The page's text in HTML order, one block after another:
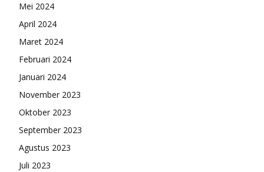
Mei 2024
April 2024
Maret 2024
Februari 2024
Januari 2024
November 2023
Oktober 2023
September 2023
Agustus 2023
Juli 2023